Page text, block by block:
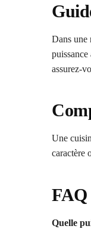
Dans une
puissance
assurez-
Une
caractère
FAQ
Quelle